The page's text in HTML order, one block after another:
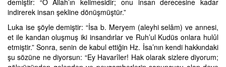
demiştir: “O Allah’ın kelimesidir; onu insan derecesine kadar
indirerek insan şekline dönüşmüştür.”
Luka ise şöyle demiştir: “İsa b. Meryem (aleyhi selâm) ve annesi,
et ile kandan oluşmuş iki insandırlar ve Ruh’ul Kudüs onlara hulûl
etmiştir.” Sonra, senin de kabul ettiğin Hz. İsa’nın kendi hakkındaki
şu sözüne ne diyorsun: “Ey Havarîler! Hak olarak sizlere diyorum;